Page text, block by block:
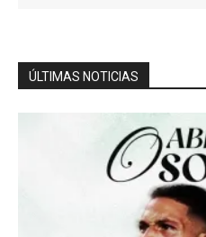
ÚLTIMAS NOTICIAS